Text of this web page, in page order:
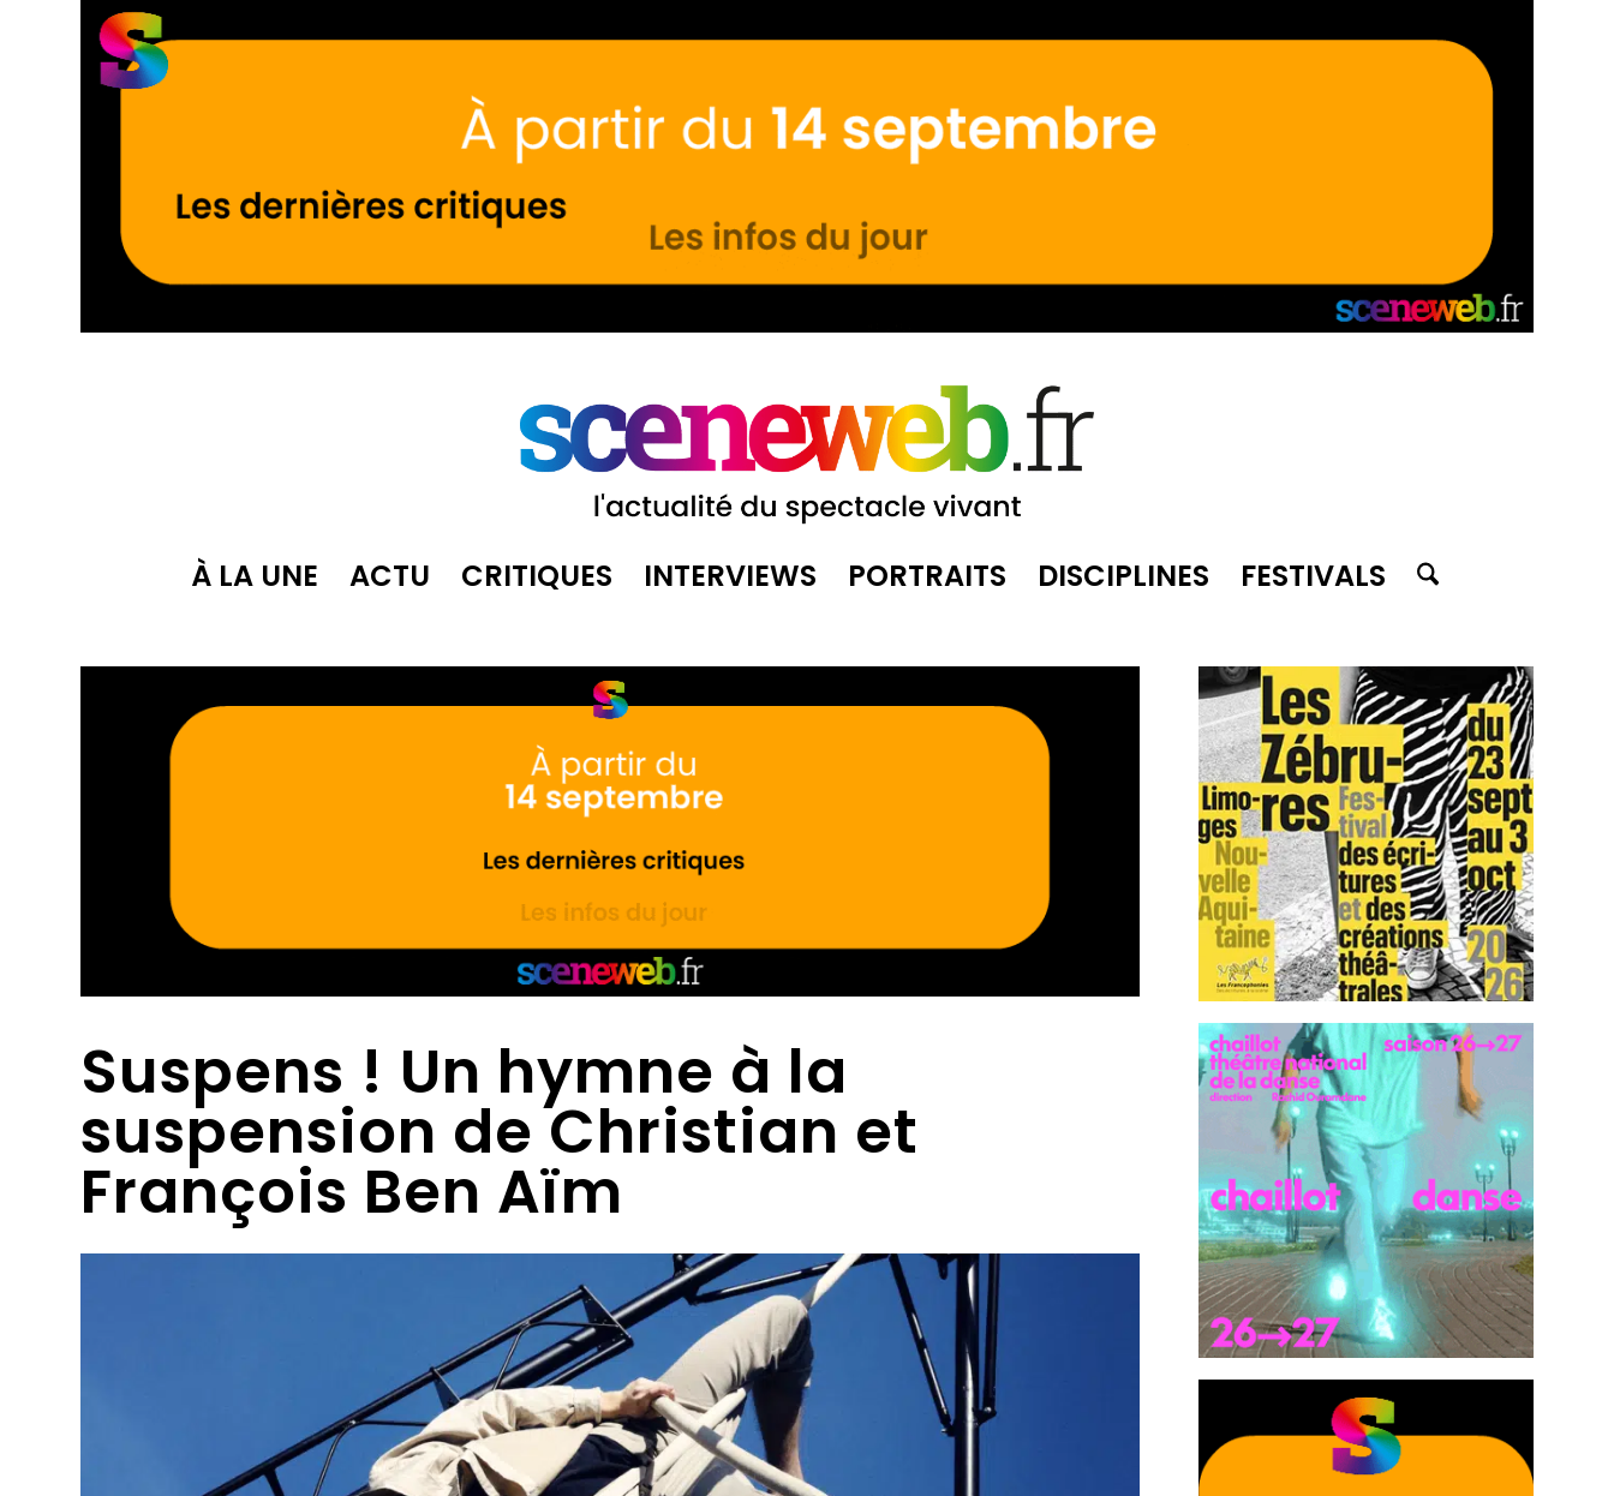
À LA UNE ACTU CRITIQUES INTERVIEWS PORTRAITS DISCIPLINES FESTIVALS
Suspens ! Un hymne à la
suspension de Christian et
François Ben Aïm